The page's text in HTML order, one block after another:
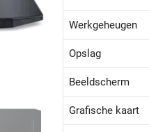
Werkgeheugen
Opslag
Beeldscherm
Grafische kaart